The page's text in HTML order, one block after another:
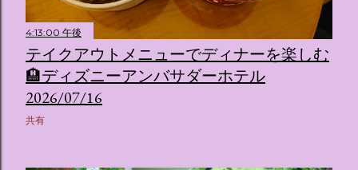
4:13:00 午後
テイクアウトメニューでディナーを楽しむ
🏨ディズニーアンバサダーホテル
2026/07/16
共有